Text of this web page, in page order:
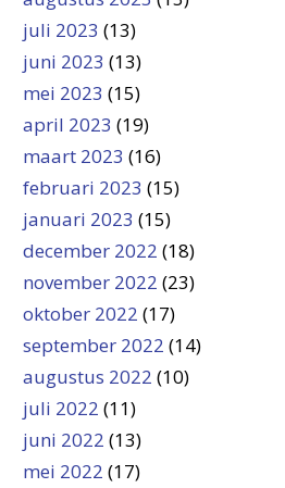
juli 2023 (13)
juni 2023 (13)
mei 2023 (15)
april 2023 (19)
maart 2023 (16)
februari 2023 (15)
januari 2023 (15)
december 2022 (18)
november 2022 (23)
oktober 2022 (17)
september 2022 (14)
augustus 2022 (10)
juli 2022 (11)
juni 2022 (13)
mei 2022 (17)